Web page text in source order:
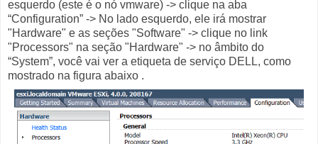
esquerdo (este é o nó vmware) -> clique na aba
“Configuration” -> No lado esquerdo, ele irá mostrar
"Hardware" e as seções "Software" -> clique no link
"Processors" na seção "Hardware" -> no âmbito do
“System”, você vai ver a etiqueta de serviço DELL, como
mostrado na figura abaixo .